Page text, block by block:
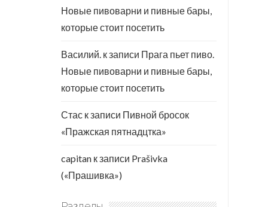
Новые пивоварни и пивные бары,
которые стоит посетить
Василий. к записи Прага пьет пиво.
Новые пивоварни и пивные бары,
которые стоит посетить
Стас к записи Пивной бросок
«Пражская пятнадцтка»
capitan к записи Prašivka
(«Прашивка»)